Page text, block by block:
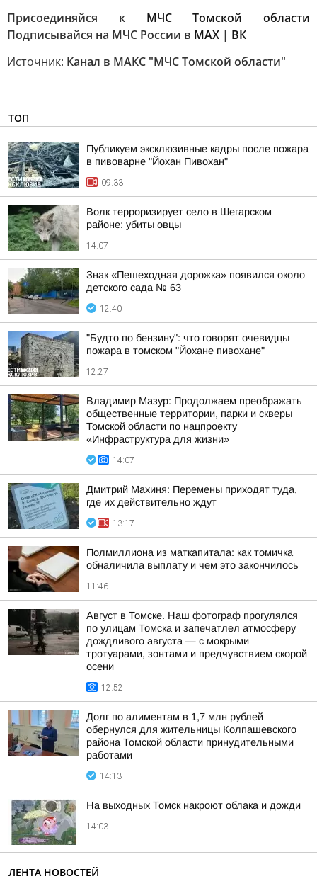
Присоединяйся к МЧС Томской области
Подписывайся на МЧС России в MAX | ВК
Источник: Канал в МАКС "МЧС Томской области"
ТОП
Публикуем эксклюзивные кадры после пожара
в пивоварне "Йохан Пивохан"
09:33
Волк терроризирует село в Шегарском
районе: убиты овцы
14:07
Знак «Пешеходная дорожка» появился около
детского сада № 63
12:40
"Будто по бензину": что говорят очевидцы
пожара в томском "Йохане пивохане"
12:27
Владимир Мазур: Продолжаем преображать
общественные территории, парки и скверы
Томской области по нацпроекту
«Инфраструктура для жизни»
14:07
Дмитрий Махиня: Перемены приходят туда,
где их действительно ждут
13:17
Полмиллиона из маткапитала: как томичка
обналичила выплату и чем это закончилось
11:46
Август в Томске. Наш фотограф прогулялся
по улицам Томска и запечатлел атмосферу
дождливого августа — с мокрыми
тротуарами, зонтами и предчувствием скорой
осени
12:52
Долг по алиментам в 1,7 млн рублей
обернулся для жительницы Колпашевского
района Томской области принудительными
работами
14:13
На выходных Томск накроют облака и дожди
14:03
ЛЕНТА НОВОСТЕЙ